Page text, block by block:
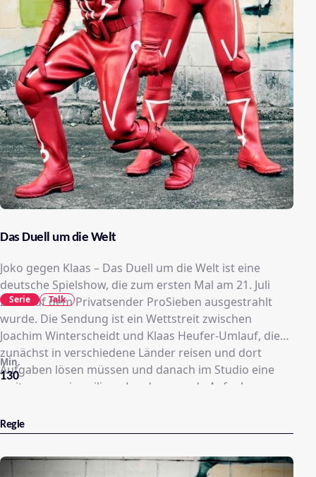
Das Duell um die Welt
Joko gegen Klaas – Das Duell um die Welt ist eine
deutsche Spielshow, die zum ersten Mal am 21. Juli
2012 auf dem Privatsender ProSieben ausgestrahlt
wurde. Die Sendung ist ein Wettstreit zwischen
Joachim Winterscheidt und Klaas Heufer-Umlauf, die
zunächst in verschiedene Länder reisen und dort
Aufgaben lösen müssen und danach im Studio eine
weitere zum jeweiligen Land passende Aufgabe
Jeannine Michaelsen.
130
Min.
Serie Talk
Regie